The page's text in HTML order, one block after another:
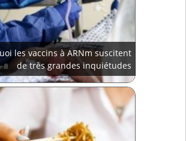
les vaccins à ARNm suscitent
de très grandes inquiétudes